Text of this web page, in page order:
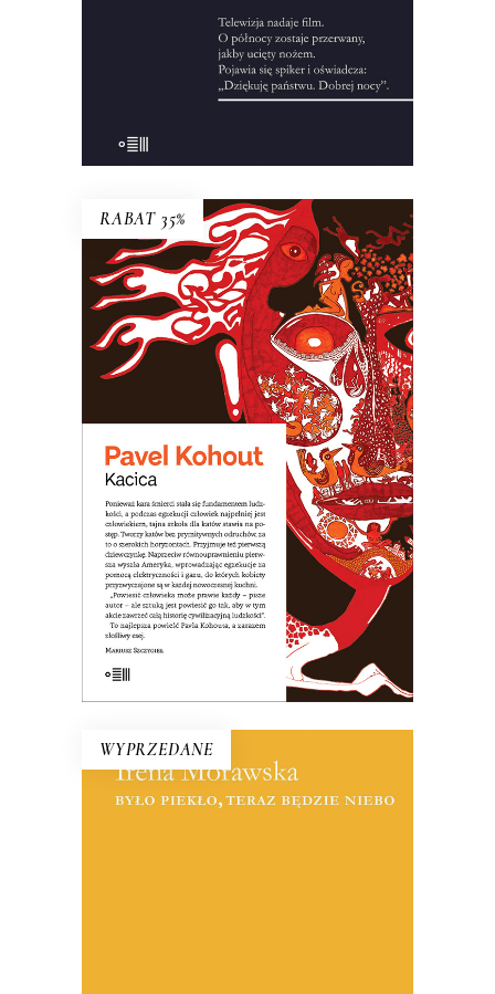
44.00zł 10.00zł
KSIĄŻKA DO KOSZYKA
RABAT 35%
E-BOOK DO KOSZYKA
KACICA
Opowieść o dziewczynce, która nie
zdała do liceum teatralnego, więc
poszła do szkoły dla katów. Arcydzieło
czarnego humoru!
48.00 31.20zł
KSIĄŻKA DO KOSZYKA
WYPRZEDANE